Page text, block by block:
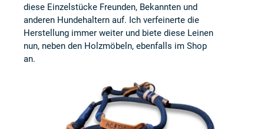
diese Einzelstücke Freunden, Bekannten und
anderen Hundehaltern auf. Ich verfeinerte die
Herstellung immer weiter und biete diese Leinen
nun, neben den Holzmöbeln, ebenfalls im Shop
an.